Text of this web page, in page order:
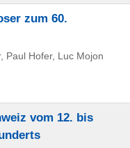
zum 60.
Paul Hofer, Luc Mojon
vom 12. bis